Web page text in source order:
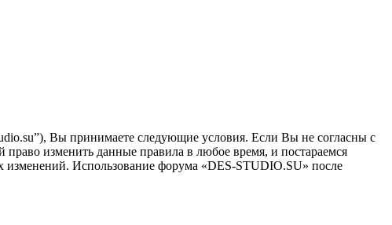
Вы принимаете следующие условия. Если Вы не согласны с
изменить данные правила в любое время, и постараемся
изменений. Использование форума «DES-STUDIO.SU» после